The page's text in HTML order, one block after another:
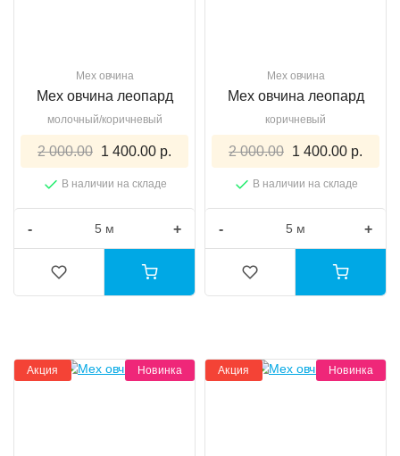
Мех овчина
Мех овчина леопард
молочный/коричневый
2 000.00 1 400.00 р.
В наличии на складе
- +
Мех овчина
Мех овчина леопард
коричневый
2 000.00 1 400.00 р.
В наличии на складе
- +
Акция Новинка Акция Новинка